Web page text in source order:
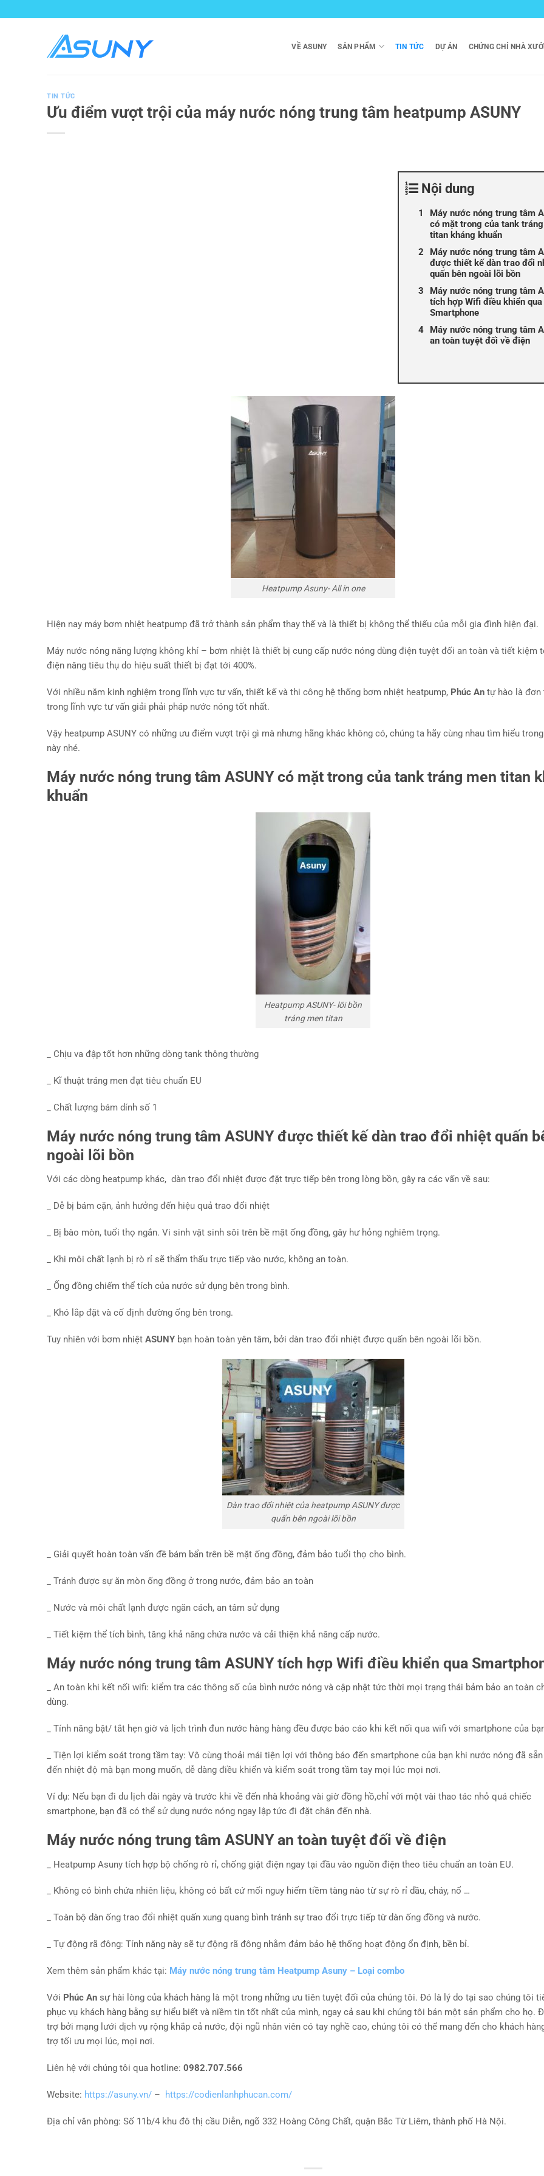
qua
VỀ ASUNY SẢN PHẨM TIN TỨC DỰ ÁN CHỨNG CHỈ NHÀ
TIN TỨC
Ưu điểm vượt trội của máy nước nóng trung tâm heatpump ASUNY
Nội dung
Máy nước nóng trung tâm
có mặt trong của tank
titan kháng khuẩn
Máy nước nóng trung tâm
được thiết kế dàn trao đổi
quấn bên ngoài lõi bồn
Máy nước nóng trung tâm
tích hợp Wifi điều khiển qua
Smartphone
Máy nước nóng trung tâm
an toàn tuyệt đối về điện
Heatpump Asuny- All in one
Hiện nay máy bơm nhiệt heatpump đã trở thành sản phẩm thay thế và là thiết bị không thể thiếu của mỗi gia đình hiện đại.
Máy nước nóng năng lượng không khí – bơm nhiệt là thiết bị cung cấp nước nóng dùng điện tuyệt đối an toàn và tiết kiệm
điện năng tiêu thụ do hiệu suất thiết bị đạt tới 400%.
Với nhiều năm kinh nghiệm trong lĩnh vực tư vấn, thiết kế và thi công hệ thống bơm nhiệt heatpump, Phúc An tự hào là đơn
trong lĩnh vực tư vấn giải phải pháp nước nóng tốt nhất.
Vậy heatpump ASUNY có những ưu điểm vượt trội gì mà nhưng hãng khác không có, chúng ta hãy cùng nhau tìm hiểu
này nhé.
Máy nước nóng trung tâm ASUNY có mặt trong của tank tráng men titan
khuẩn
Heatpump ASUNY- lõi bồn
tráng men titan
_ Chịu va đập tốt hơn những dòng tank thông thường
_ Kĩ thuật tráng men đạt tiêu chuẩn EU
_ Chất lượng bám dính số 1
Máy nước nóng trung tâm ASUNY được thiết kế dàn trao đổi nhiệt quấn
ngoài lõi bồn
Với các dòng heatpump khác, dàn trao đổi nhiệt được đặt trực tiếp bên trong lòng bồn, gây ra các vấn về sau:
_ Dễ bị bám cặn, ảnh hưởng đến hiệu quả trao đổi nhiệt
_ Bị bào mòn, tuổi thọ ngắn. Vi sinh vật sinh sôi trên bề mặt ống đồng, gây hư hỏng nghiêm trọng.
_ Khi môi chất lạnh bị rò rỉ sẽ thẩm thấu trực tiếp vào nước, không an toàn.
_ Ống đồng chiếm thể tích của nước sử dụng bên trong bình.
_ Khó lắp đặt và cố định đường ống bên trong.
Tuy nhiên với bơm nhiệt ASUNY bạn hoàn toàn yên tâm, bởi dàn trao đổi nhiệt được quấn bên ngoài lõi bồn.
Dàn trao đổi nhiệt của heatpump ASUNY được
quấn bên ngoài lõi bồn
_ Giải quyết hoàn toàn vấn đề bám bẩn trên bề mặt ống đồng, đảm bảo tuổi thọ cho bình.
Tránh được sự ăn mòn ống đồng ở trong nước, đảm bảo an toàn
Nước và môi chất lạnh được ngăn cách, an tâm sử dụng
_ Tiết kiệm thể tích bình, tăng khả năng chứa nước và cải thiện khả năng cấp nước.
Máy nước nóng trung tâm ASUNY tích hợp Wifi điều khiển qua
_ An toàn khi kết nối wifi: kiểm tra các thông số của bình nước nóng và cập nhật tức thời mọi trạng thái bảm bảo an toàn
dùng.
_ Tính năng bật/ tắt hẹn giờ và lịch trình đun nước hàng hàng đều được báo cáo khi kết nối qua wifi với smartphone của
_ Tiện lợi kiểm soát trong tầm tay: Vô cùng thoải mái tiện lợi với thông báo đến smartphone của bạn khi nước nóng đã
đến nhiệt độ mà bạn mong muốn, dễ dàng điều khiển và kiểm soát trong tầm tay mọi lúc mọi nơi.
Ví dụ: Nếu bạn đi du lịch dài ngày và trước khi về đến nhà khoảng vài giờ đồng hồ,chỉ với một vài thao tác nhỏ quá chiếc
smartphone, bạn đã có thể sử dụng nước nóng ngay lập tức đi đặt chân đến nhà.
Máy nước nóng trung tâm ASUNY an toàn tuyệt đối về điện
_ Heatpump Asuny tích hợp bộ chống rò rỉ, chống giật điện ngay tại đầu vào nguồn điện theo tiêu chuẩn an toàn EU.
_ Không có bình chứa nhiên liệu, không có bất cứ mối nguy hiểm tiềm tàng nào từ sự rò rỉ dầu, cháy, nổ …
_ Toàn bộ dàn ống trao đổi nhiệt quấn xung quang bình tránh sự trao đổi trực tiếp từ dàn ống đồng và nước.
_ Tự động rã đông: Tính năng này sẽ tự động rã đông nhằm đảm bảo hệ thống hoạt động ổn định, bền bỉ.
Xem thêm sản phẩm khác tại: Máy nước nóng trung tâm Heatpump Asuny – Loại combo
Với Phúc An sự hài lòng của khách hàng là một trong những ưu tiên tuyệt đối của chúng tôi. Đó là lý do tại sao chúng tôi
phục vụ khách hàng bằng sự hiểu biết và niềm tin tốt nhất của mình, ngay cả sau khi chúng tôi bán một sản phẩm cho họ.
trợ bởi mạng lưới dịch vụ rộng khắp cả nước, đội ngũ nhân viên có tay nghề cao, chúng tôi có thể mang đến cho khách
trợ tối ưu mọi lúc, mọi nơi.
Liên hệ với chúng tôi qua hotline: 0982.707.566
Website: https://asuny.vn/ – https://codienlanhphucan.com/
Địa chỉ văn phòng: Số 11b/4 khu đô thị cầu Diễn, ngõ 332 Hoàng Công Chất, quận Bắc Từ Liêm, thành phố Hà Nội.